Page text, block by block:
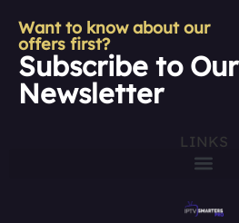
Want to know about our
offers first?
Subscribe to Our
Newsletter
LINKS